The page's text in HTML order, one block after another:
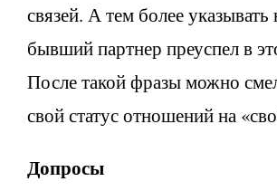
связей. А тем более указывать
бывший партнер преуспел в
После такой фразы можно
свой статус отношений на
Допросы